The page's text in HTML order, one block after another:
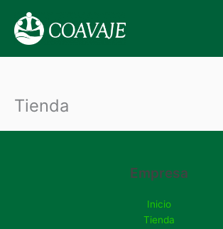
contenido
Tienda
Empresa
Inicio
Tienda